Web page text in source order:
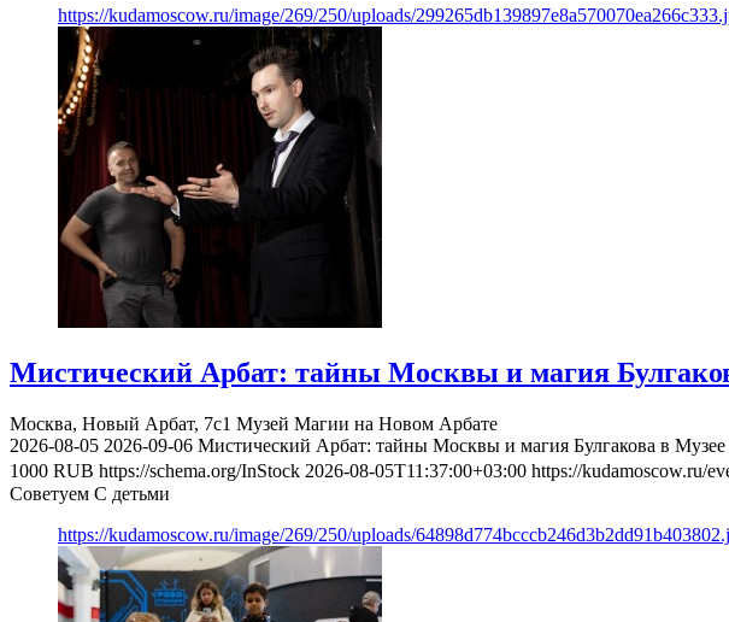
https://kudamoscow.ru/image/269/250/uploads/
Мистический Арбат: тайны Москвы и магия
Москва, Новый Арбат, 7с1 Музей Магии на Новом Арбате
2026-08-05 2026-09-06 Мистический Арбат: тайны Москвы и магия Булгакова в
1000 RUB https://schema.org/InStock 2026-08-05T11:37:00+03:00 https://kudamoscow.ru/
Советуем С детьми
https://kudamoscow.ru/image/269/250/uploads/